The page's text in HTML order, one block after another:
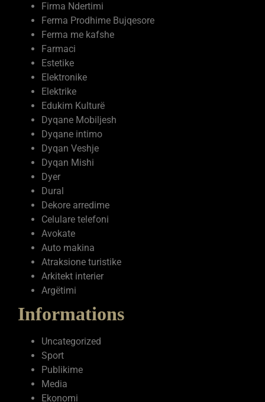
Firma Ndertimi
Ferma Prodhime Bujqesore
Ferma me kafshe
Farmaci
Estetike
Elektronike
Elektrike
Edukim Kulturë
Dyqane Mobiljesh
Dyqane intimo
Dyqan Veshje
Dyqan Mishi
Dyer
Dural
Dekore arredime
Celulare telefoni
Avokate
Auto makina
Atraksione turistike
Arkitekt interier
Argëtimi
Informations
Uncategorized
Sport
Publikime
Media
Ekonomi